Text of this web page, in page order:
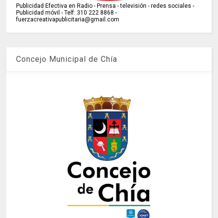
Publicidad Efectiva en Radio - Prensa - televisión - redes sociales -
Publicidad móvil - Telf: 310 222 8868 -
fuerzacreativapublicitaria@gmail.com
Concejo Municipal de Chía